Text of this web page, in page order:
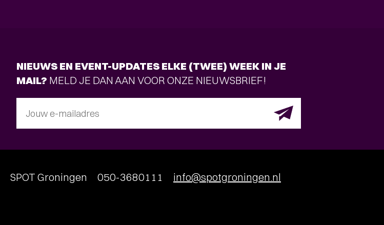
NIEUWS EN EVENT-UPDATES ELKE (TWEE) WEEK IN JE
MAIL? MELD JE DAN AAN VOOR ONZE NIEUWSBRIEF!
Jouw e-mailadres
SPOT Groningen 050-3680111 info@spotgroningen.nl